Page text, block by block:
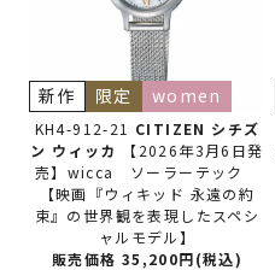
KH4-912-21 CITIZEN シチズ
ン ウィッカ
【2026年3月6日発
売】wicca ソーラーテック
【映画『ウィキッド 永遠の約
束』の世界観を表現したスペシ
ャルモデル】
新作 限定 women
販売価格 35,200円(税込)